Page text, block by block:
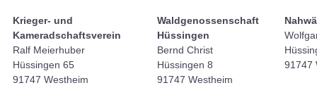
Krieger- und
Kameradschaftsverein
Ralf Meierhuber
Hüssingen 65
91747 Westheim
Waldgenossenschaft
Hüssingen
Bernd Christ
Hüssingen 8
91747 Westheim
91747